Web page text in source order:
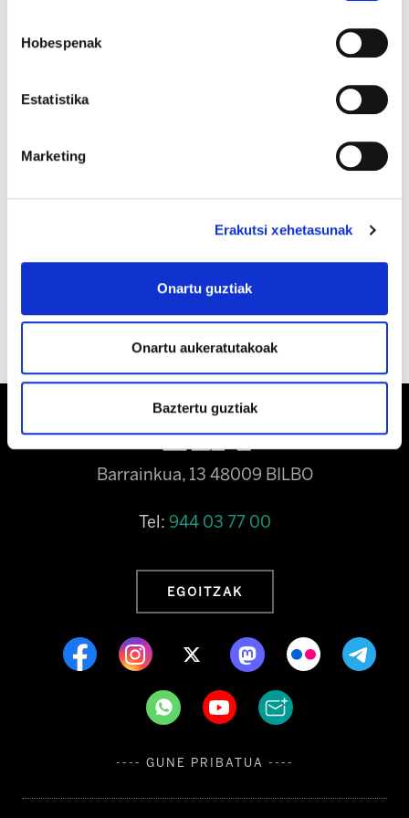
Hobespenak
Estatistika
Marketing
Erakutsi xehetasunak
Onartu guztiak
Onartu aukeratutakoak
Baztertu guztiak
Barrainkua, 13 48009 BILBO
Tel: 944 03 77 00
EGOITZAK
---- GUNE PRIBATUA ----